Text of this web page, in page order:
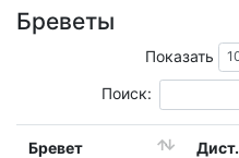
Бреветы
Показать
Поиск:
Бревет Дист.